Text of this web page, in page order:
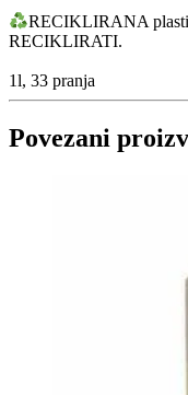
RECIKLIRANA
RECIKLIRATI.
1l, 33 pranja
Povezani